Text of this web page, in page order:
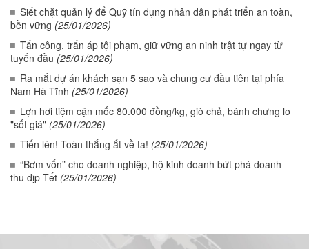
Siết chặt quản lý để Quỹ tín dụng nhân dân phát triển an toàn,
bền vững (25/01/2026)
Tấn công, trấn áp tội phạm, giữ vững an ninh trật tự ngay từ
tuyến đầu (25/01/2026)
Ra mắt dự án khách sạn 5 sao và chung cư đầu tiên tại phía
Nam Hà Tĩnh (25/01/2026)
Lợn hơi tiệm cận mốc 80.000 đồng/kg, giò chả, bánh chưng lo
"sốt giá" (25/01/2026)
Tiến lên! Toàn thắng ắt về ta! (25/01/2026)
“Bơm vốn” cho doanh nghiệp, hộ kinh doanh bứt phá doanh
thu dịp Tết (25/01/2026)